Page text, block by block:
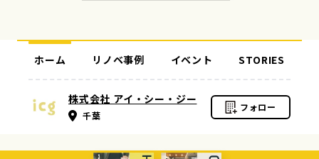
株式会社 アイ・シー・ジー
千葉
フォロー
ホーム リノベ事例 イベント STORIES